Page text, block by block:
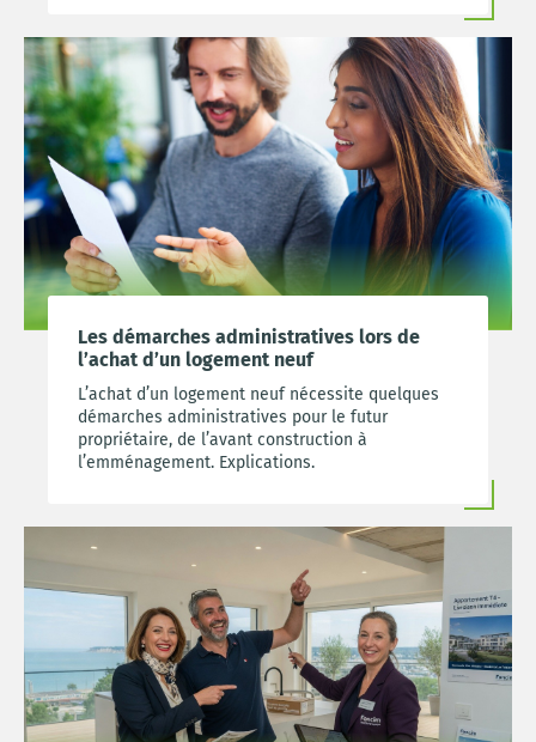
Les démarches administratives lors de
l’achat d’un logement neuf
L’achat d’un logement neuf nécessite quelques
démarches administratives pour le futur
propriétaire, de l’avant construction à
l’emménagement. Explications.